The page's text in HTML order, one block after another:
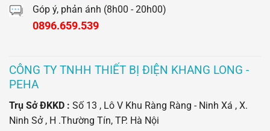
Góp ý, phản ánh (8h00 - 20h00)
0896.659.539
CÔNG TY TNHH THIẾT BỊ ĐIỆN KHANG LONG -
PEHA
Trụ Sở ĐKKD : Số 13 , Lô V Khu Ràng Ràng - Ninh Xá , X.
Ninh Sở , H .Thường Tín, TP. Hà Nội